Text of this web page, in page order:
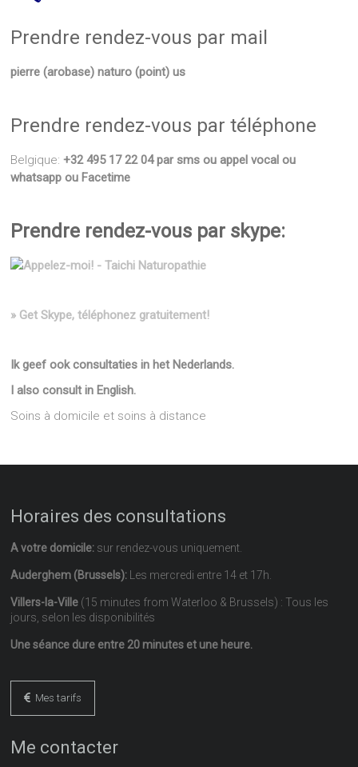
Prendre rendez-vous par mail
pierre (arobase) naturo (point) us
Prendre rendez-vous par téléphone
Belgique:+32 495 17 22 04 par sms ou appel vocal ou
whatsapp ou Facetime
Prendre rendez-vous par skype:
» Get Skype, téléphonez gratuitement!
Ik geef ook consultaties in het Nederlands.
I also consult in English.
Soins à domicile et soins à distance
Horaires des consultations
A votre domicile: sur rendez-vous uniquement.
Auderghem (Brussels): Les mercredi entre 14 et 17h.
Villers-la-Ville (15 minutes from Waterloo & Brussels) : Tous les
jours, selon les disponibilités
Une séance dure entre 20 minutes et une heure.
Mes tarifs
Me contacter